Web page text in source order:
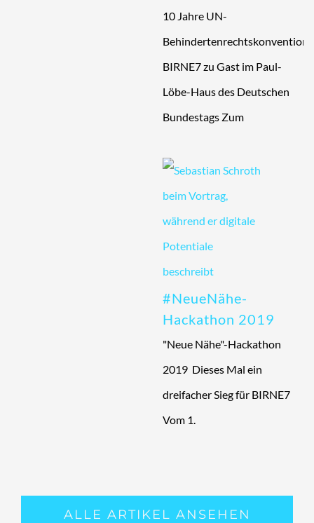
10 Jahre UN-
Behindertenrechtskonvention
BIRNE7 zu Gast im Paul-
Löbe-Haus des Deutschen
Bundestags Zum
#NeueNähe-
Hackathon 2019
"Neue Nähe"-Hackathon
2019 Dieses Mal ein
dreifacher Sieg für BIRNE7
Vom 1.
ALLE ARTIKEL ANSEHEN